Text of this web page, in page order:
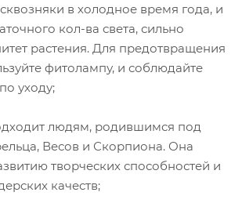
в холодное время года, и
кол-ва света, сильно
растения. Для предотвращения
фитолампу, и соблюдайте
уходу;
людям, родившимся под
Весов и Скорпиона. Она
творческих способностей и
качеств;